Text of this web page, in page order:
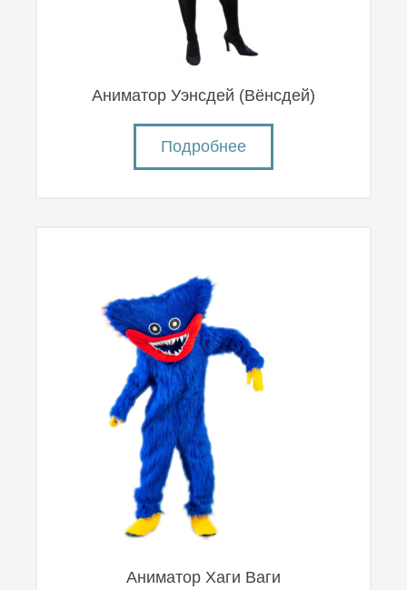
Аниматор Уэнсдей (Вëнсдей)
Подробнее
Аниматор Хаги Ваги